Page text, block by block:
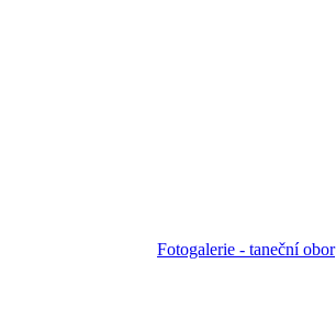
Fotogalerie - taneční obor